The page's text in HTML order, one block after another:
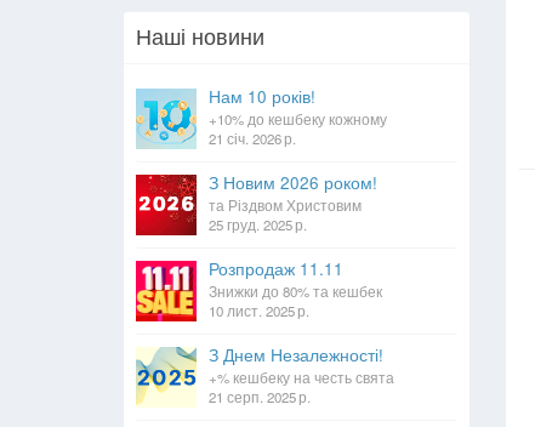
Нашi новини
Нам 10 років!
+10% до кешбеку кожному
21 січ. 2026 р.
З Новим 2026 роком!
та Різдвом Христовим
25 груд. 2025 р.
Розпродаж 11.11
Знижки до 80% та кешбек
10 лист. 2025 р.
З Днем Незалежності!
+% кешбеку на честь свята
21 серп. 2025 р.